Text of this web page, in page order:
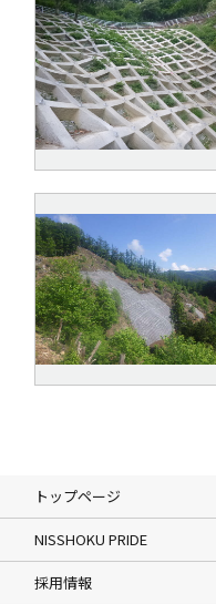
トップページ
NISSHOKU PRIDE
採用情報